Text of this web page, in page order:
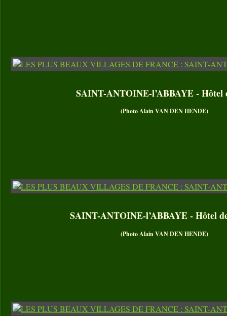
SAINT-ANTOINE-l’ABBAYE - Hôtel
(Photo Alain VAN DEN HENDE)
SAINT-ANTOINE-l’ABBAYE - Hôtel
(Photo Alain VAN DEN HENDE)